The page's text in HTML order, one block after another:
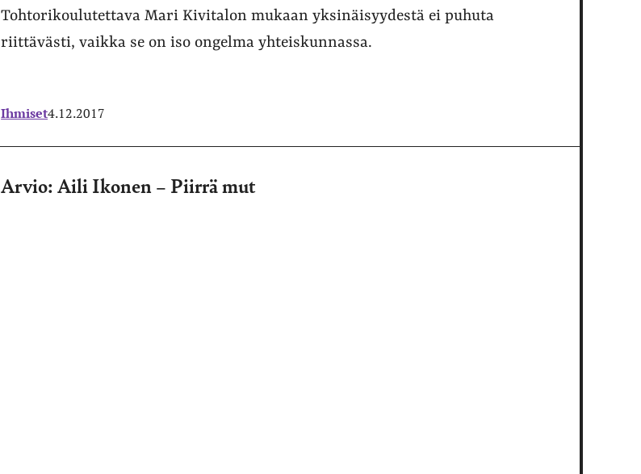
Tohtorikoulutettava Mari Kivitalon mukaan yksinäisyydestä ei puhuta
riittävästi, vaikka se on iso ongelma yhteiskunnassa.
Ihmiset4.12.2017
Arvio: Aili Ikonen – Piirrä mut